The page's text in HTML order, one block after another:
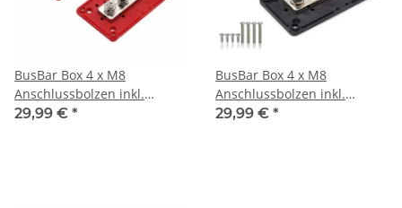
BusBar Box 4 x M8
Anschlussbolzen inkl.
Abdeckung und
29,99 € *
BusBar Box 4 x M8
Anschlussbolzen inkl.
Abdeckung und
29,99 € *